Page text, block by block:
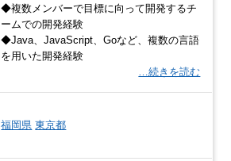
◆複数メンバーで目標に向って開発するチ
ームでの開発経験
◆Java、JavaScript、Goなど、複数の言語
を用いた開発経験
…続きを読む
福岡県 東京都